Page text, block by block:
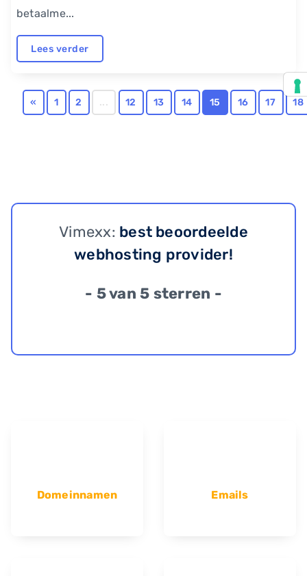
betaalme...
Lees verder
« 1 2 ... 12 13 14 15 16 17 18
Vimexx: best beoordeelde
webhosting provider!
- 5 van 5 sterren -
Domeinnamen Emails